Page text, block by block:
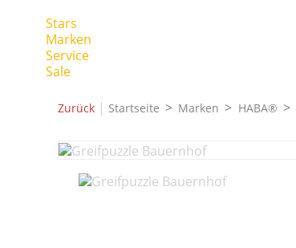
Stars
Marken
Service
Sale
Zurück | Startseite Marken HABA®